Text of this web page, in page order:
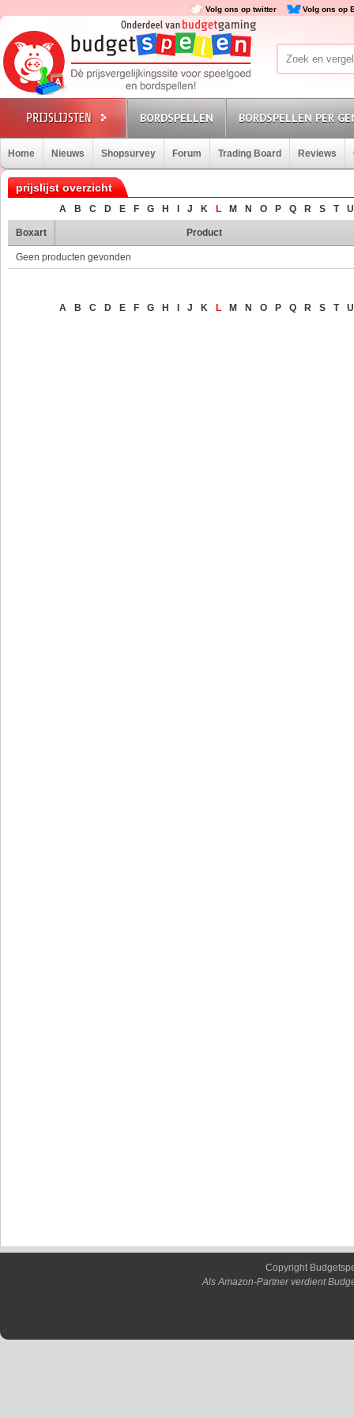
Volg ons op twitter Volg ons op
BORDSPELLEN BORDSPELLEN PER
Home Nieuws Shopsurvey Forum Trading Board Reviews
prijslijst overzicht
A B C D E F G H J K L M N O P Q R S T U
Boxart Product
Geen producten gevonden
A B C D E F G H J K L M N O P Q R S T U
Copyright
Als Amazon-Partner verdient